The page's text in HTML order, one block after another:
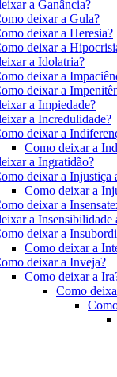
a Ganância?
deixar a Gula?
deixar a Heresia?
deixar a
a Idolatria?
deixar a
deixar a
a Impiedade?
a Incredulidade?
deixar a
Como deixar a
a Ingratidão?
deixar a Injustiça
Como deixar a
deixar a
a Insensibilidade
deixar a
Como deixar a
deixar a Inveja?
Como deixar a
Como